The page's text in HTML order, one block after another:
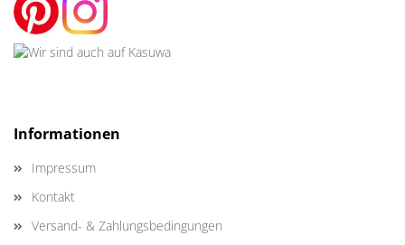
Informationen
Impressum
Kontakt
Versand- & Zahlungsbedingungen